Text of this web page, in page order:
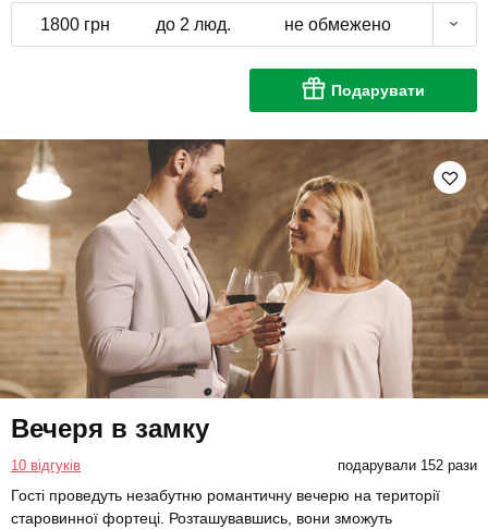
1800 грн до 2 люд. не обмежено
Подарувати
Вечеря в замку
10 відгуків подарували 152 рази
Гості проведуть незабутню романтичну вечерю на території
старовинної фортеці. Розташувавшись, вони зможуть